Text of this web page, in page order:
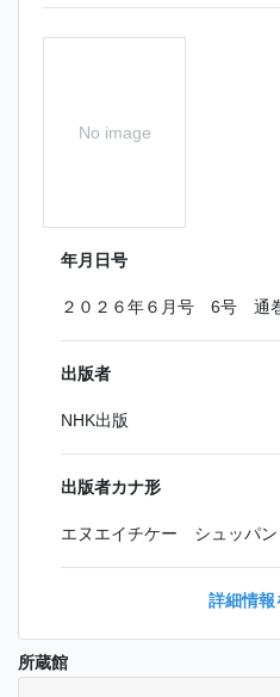
No image
年月日号
２０２６年６月号 6号 通
出版者
NHK出版
出版者カナ形
エヌエイチケー シュッパン
詳細情報
所蔵館